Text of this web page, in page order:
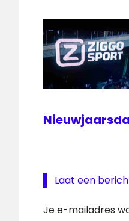
Laat een
Je e-mailadres